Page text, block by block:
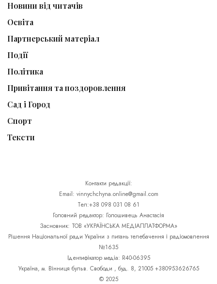
Новини від читачів
Освіта
Партнерський матеріал
Події
Політика
Привітання та поздоровлення
Сад і Город
Спорт
Тексти
Контакти редакції:
Email: vinnychchyna.online@gmail.com
Тел:+38 098 031 08 61
Головний редактор: Голошивець Анастасія
Засновник: ТОВ «УКРАЇНСЬКА МЕДІАПЛАТФОРМА»
Рішення Національної ради України з питань телебачення і радіомовлення
№1635
Ідентифікатор медіа: R40-06395
Україна, м. Вінниця бульв. Свободи , буд. 8, 21005 +380953626765
© 2025